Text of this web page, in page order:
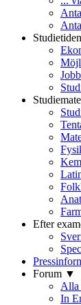
Jobb
Efter
Forum ▼
Alla
In